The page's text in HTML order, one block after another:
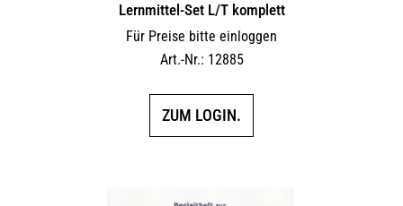
Lernmittel-Set L/T komplett
Für Preise bitte einloggen
Art.-Nr.: 12885
ZUM LOGIN.